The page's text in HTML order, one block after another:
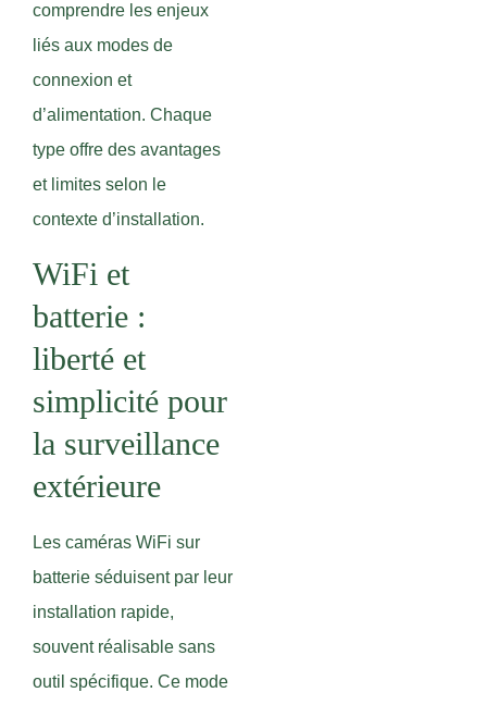
comprendre les enjeux
liés aux modes de
connexion et
d’alimentation. Chaque
type offre des avantages
et limites selon le
contexte d’installation.
WiFi et
batterie :
liberté et
simplicité pour
la surveillance
extérieure
Les caméras WiFi sur
batterie séduisent par leur
installation rapide,
souvent réalisable sans
outil spécifique. Ce mode